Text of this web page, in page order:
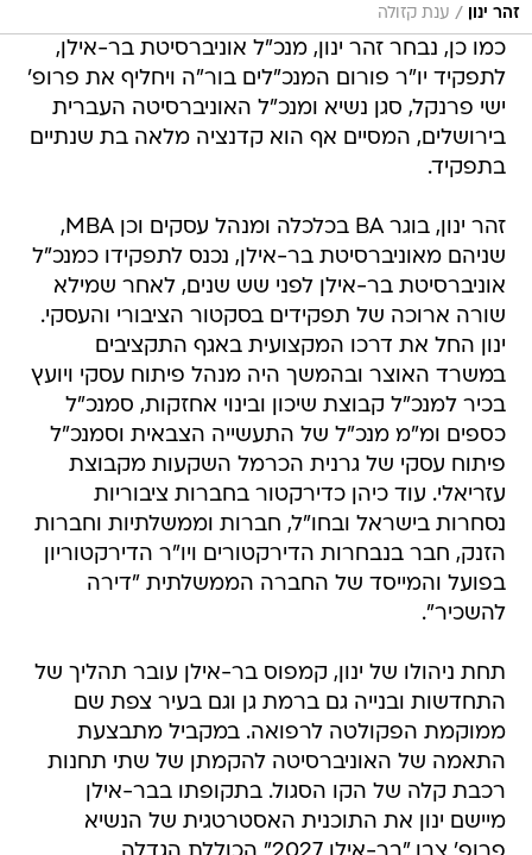
זהר ינון / ענת קזולה
כמו כן, נבחר זהר ינון, מנכ"ל אוניברסיטת בר-אילן,
לתפקיד יו"ר פורום המנכ"לים בור"ה ויחליף את פרופ'
ישי פרנקל, סגן נשיא ומנכ"ל האוניברסיטה העברית
בירושלים, המסיים אף הוא קדנציה מלאה בת שנתיים
בתפקיד.
זהר ינון, בוגר BA בכלכלה ומנהל עסקים וכן MBA,
שניהם מאוניברסיטת בר-אילן, נכנס לתפקידו כמנכ"ל
אוניברסיטת בר-אילן לפני שש שנים, לאחר שמילא
שורה ארוכה של תפקידים בסקטור הציבורי והעסקי.
ינון החל את דרכו המקצועית באגף התקציבים
במשרד האוצר ובהמשך היה מנהל פיתוח עסקי ויועץ
בכיר למנכ"ל קבוצת שיכון ובינוי אחזקות, סמנכ"ל
כספים ומ"מ מנכ"ל של התעשייה הצבאית וסמנכ"ל
פיתוח עסקי של גרנית הכרמל השקעות מקבוצת
עזריאלי. עוד כיהן כדירקטור בחברות ציבוריות
נסחרות בישראל ובחו"ל, חברות וממשלתיות וחברות
הזנק, חבר בנבחרות הדירקטורים ויו"ר הדירקטוריון
בפועל והמייסד של החברה הממשלתית "דירה
להשכיר".
תחת ניהולו של ינון, קמפוס בר-אילן עובר תהליך של
התחדשות ובנייה גם ברמת גן וגם בעיר צפת שם
ממוקמת הפקולטה לרפואה. במקביל מתבצעת
התאמה של האוניברסיטה להקמתן של שתי תחנות
רכבת קלה של הקו הסגול. בתקופתו בבר-אילן
מיישם ינון את התוכנית האסטרטגית של הנשיא